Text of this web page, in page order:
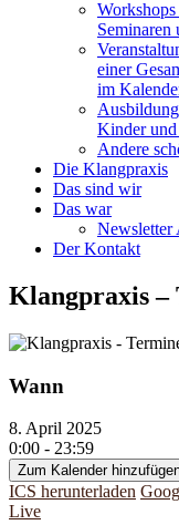
Seminaren
einer
im
Ausbildung
Kinder und
Andere
Die Klangpraxis
Das sind wir
Das war
Newsletter
Der Kontakt
Klangpraxis –
Wann
8. April 2025
0:00 - 23:59
Zum Kalender
ICS herunterladen
Live